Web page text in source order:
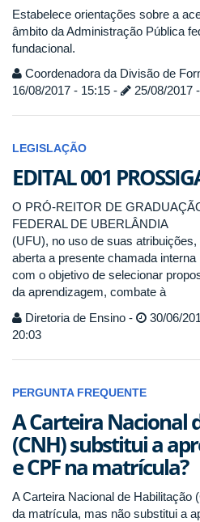
Estabelece orientações sobre a
âmbito da Administração Pública
fundacional.
Coordenadora da Divisão de
16/08/2017 - 15:15 -
25/08/2017
LEGISLAÇÃO
EDITAL 001
O PRÓ-REITOR DE
FEDERAL DE UBERLÂNDIA
(UFU), no uso de suas
aberta a presente chamada interna
com o objetivo de selecionar
da aprendizagem, combate à
Diretoria de Ensino -
30/06/
20:03
PERGUNTA FREQUENTE
A Carteira Nacional
(CNH) substitui a
e CPF na matrícula?
A Carteira Nacional de Habilitação
da matrícula, mas não substitui a